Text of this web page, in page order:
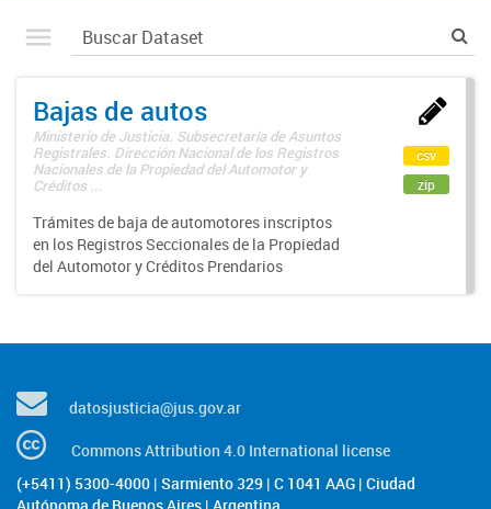
Bajas de autos
Ministerio de Justicia. Subsecretaría de Asuntos
Registrales. Dirección Nacional de los Registros
Nacionales de la Propiedad del Automotor y
Créditos ...
Trámites de baja de automotores inscriptos
en los Registros Seccionales de la Propiedad
del Automotor y Créditos Prendarios
csv
zip
datosjusticia@jus.gov.ar
Commons Attribution 4.0 International license
(+5411) 5300-4000 | Sarmiento 329 | C 1041 AAG | Ciudad